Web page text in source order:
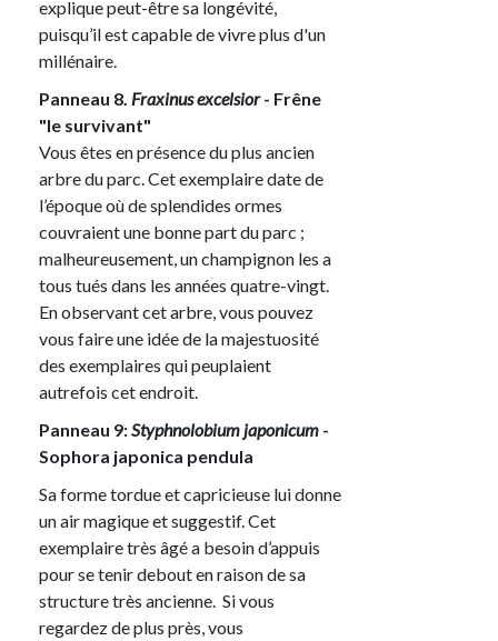
explique peut-être sa longévité,
puisqu’il est capable de vivre plus d'un
millénaire.
Panneau 8. Fraxinus excelsior- Frêne
"le survivant"
Vous êtes en présence du plus ancien
arbre du parc. Cet exemplaire date de
l’époque où de splendides ormes
couvraient une bonne part du parc ;
malheureusement, un champignon les a
tous tués dans les années quatre-vingt.
En observant cet arbre, vous pouvez
vous faire une idée de la majestuosité
des exemplaires qui peuplaient
autrefois cet endroit.
Panneau 9:Styphnolobium japonicum -
Sophora japonica pendula
Sa forme tordue et capricieuse lui donne
un air magique et suggestif. Cet
exemplaire très âgé a besoin d’appuis
pour se tenir debout en raison de sa
structure très ancienne. Si vous
regardez de plus près, vous